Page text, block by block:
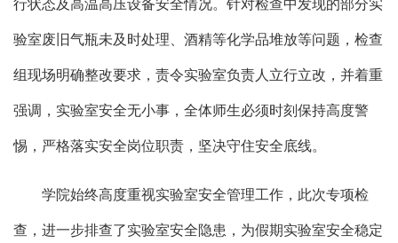
行状态及高温高压设备安全情况。针对检查中发现的部分实
验室废旧气瓶未及时处理、酒精等化学品堆放等问题，检查
组现场明确整改要求，责令实验室负责人立行立改，并着重
强调，实验室安全无小事，全体师生必须时刻保持高度警
惕，严格落实安全岗位职责，坚决守住安全底线。
学院始终高度重视实验室安全管理工作，此次专项检
查，进一步排查了实验室安全隐患，为假期实验室安全稳定